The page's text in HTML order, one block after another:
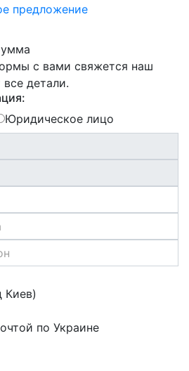
предложение
с вами свяжется наш
детали.
Юридическое лицо
Киев)
по Украине